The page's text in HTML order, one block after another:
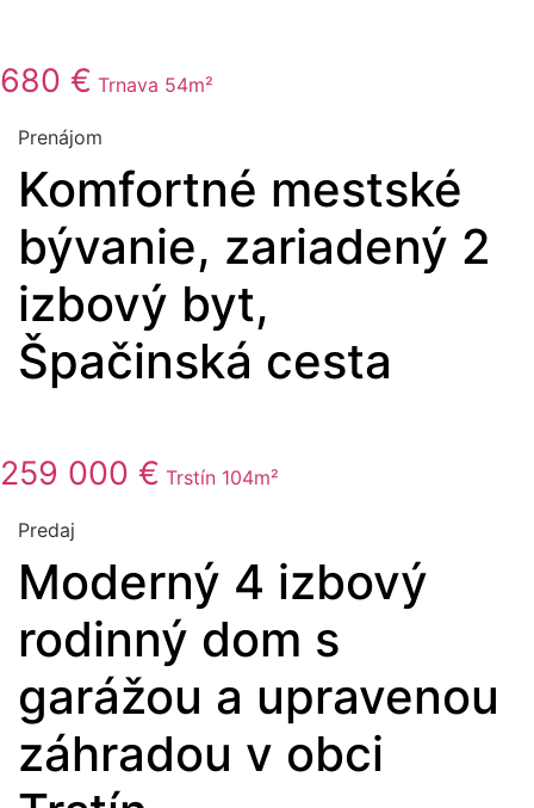
680 € Trnava 54m²
Prenájom
Komfortné mestské
bývanie, zariadený 2
izbový byt,
Špačinská cesta
259 000 € Trstín 104m²
Predaj
Moderný 4 izbový
rodinný dom s
garážou a upravenou
záhradou v obci